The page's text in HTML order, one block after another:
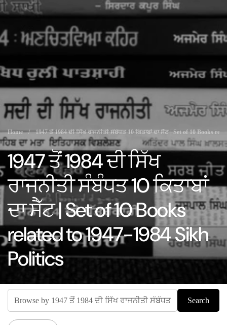
Home / 1947 ਤੋਂ 1984 ਦੀ ਸਿੱਖ ਰਾਜਨੀਤੀ ਸੰਬੰਧਤ 10 ਕਿਤਾਬਾਂ ਦਾ ਸੈੱਟ | Set of 10 Books
1947 ਤੋਂ 1984 ਦੀ ਸਿੱਖ
ਰਾਜਨੀਤੀ ਸੰਬੰਧਤ 10 ਕਿਤਾਬਾਂ
ਦਾ ਸੈੱਟ | Set of 10 Books
related to 1947-1984 Sikh
Politics
Search